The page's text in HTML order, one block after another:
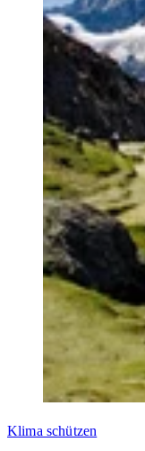
Klima schützen